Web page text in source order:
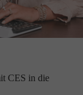
CES in die